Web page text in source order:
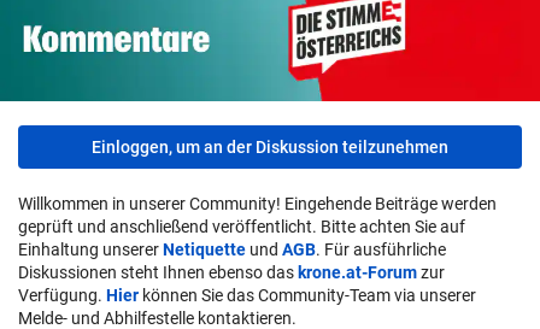
Einloggen, um an der Diskussion teilzunehmen
Willkommen in unserer Community! Eingehende Beiträge werden
geprüft und anschließend veröffentlicht. Bitte achten Sie auf
Einhaltung unsererNetiquette und AGB. Für ausführliche
Diskussionen steht Ihnen ebenso das krone.at-Forumzur
Verfügung. Hier können Sie das Community-Team via unserer
Melde- und Abhilfestelle kontaktieren.